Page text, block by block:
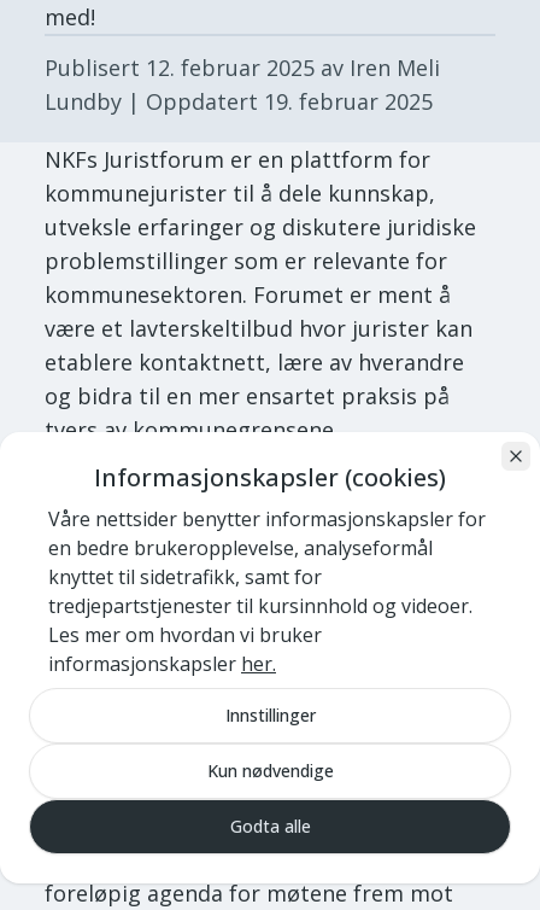
med!
Publisert 12. februar 2025 av Iren Meli
Lundby | Oppdatert 19. februar 2025
NKFs Juristforum er en plattform for
kommunejurister til å dele kunnskap,
utveksle erfaringer og diskutere juridiske
problemstillinger som er relevante for
kommunesektoren. Forumet er ment å
være et lavterskeltilbud hvor jurister kan
etablere kontaktnett, lære av hverandre
og bidra til en mer ensartet praksis på
tvers av kommunegrensene.
Allerede godt i gang
På vårt første møte 3. februar, diskuterte
vi tanken bak NKFs Juristforum, hadde en
presentasjons- og hilserunde, og la frem
forslag til kommende aktiviteter og møter.
Neste møte planlagt til 25. februar. På sikt
vil NKF også vurdere behovet for å ha en
årlig fysisk samling for å styrke
juristfellesskapet ytterligere.
Fremtidige aktiviteter Vi har laget en
foreløpig agenda for møtene frem mot
Informasjonskapsler (cookies)
Våre nettsider benytter informasjonskapsler for
en bedre brukeropplevelse, analyseformål
knyttet til sidetrafikk, samt for
tredjepartstjenester til kursinnhold og videoer.
Les mer om hvordan vi bruker
informasjonskapsler her.
Innstillinger
Kun nødvendige
Godta alle